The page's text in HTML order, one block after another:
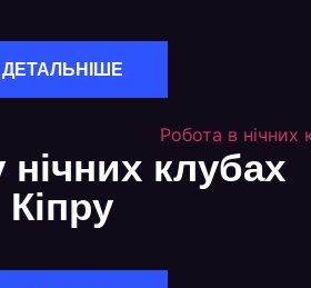
ДЕТАЛЬНІШЕ
нічних клубах
Кіпру